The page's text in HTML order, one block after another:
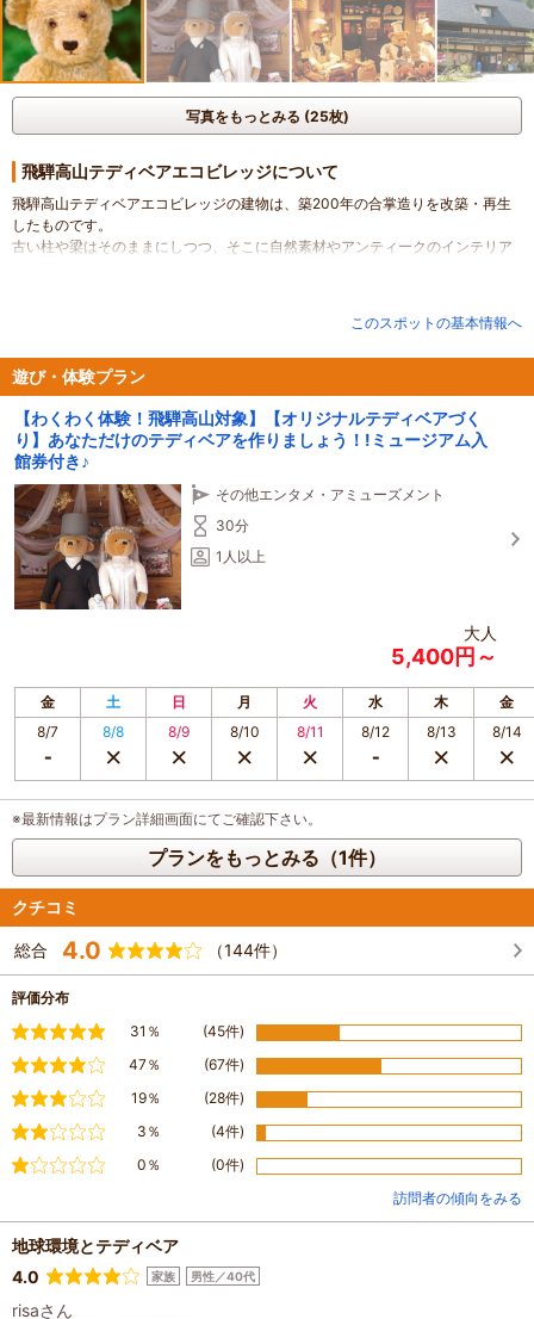
写真をもっとみる (25枚)
飛騨高山テディベアエコビレッジについて
飛騨高山テディベアエコビレッジの建物は、築200年の合掌造りを改築・再生
したものです。
古い柱や梁はそのままにしつつ、そこに自然素材やアンティークのインテリア
☆★環境をテーマにしたテディベアミュージアム★☆
館内には現代を表現するアーティストベアや、癒しの表情に満ちたビンテージ
のベアたちがたくさん居ます。
100年以上も前から受け継がれてきたベアたちには、それぞれに大切にされて
きたステキな物語があります。
館内はすべて撮影自由。
ＳＮＳにピッタリ！
見て・触って・抱きしめて！ いろんなベアたちと一緒に記念撮影もできます♪
このスポットの基本情報へ
遊び・体験プラン
【わくわく体験！飛騨高山対象】【オリジナルテディベアづく
り】あなただけのテディベアを作りましょう！!ミュージアム入
館券付き♪
その他エンタメ・アミューズメント
30分
1人以上
大人
5,400円～
金 土 日 月 火 水 木
金
8/7
8/8 8/9 8/10 8/11 8/12 8/13 8/14
※最新情報はプラン詳細画面にてご確認下さい。
プランをもっとみる（1件）
クチコミ
総合 4.0 （144件）
評価分布
満足31％ (45件)
やや満足
47％ (67件)
普通19％ (28件)
やや不満
3％ (4件)
不満0％
(0件)
訪問者の傾向をみる
地球環境とテディベア
4.0
家族 男性／40代
risaさん